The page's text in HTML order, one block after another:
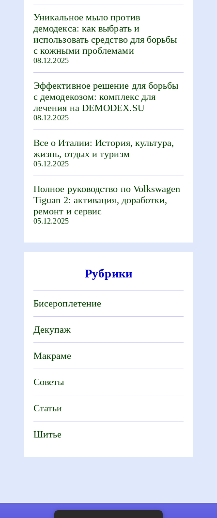
Уникальное мыло против
демодекса: как выбрать и
использовать средство для борьбы
с кожными проблемами
08.12.2025
Эффективное решение для борьбы
с демодекозом: комплекс для
лечения на DEMODEX.SU
08.12.2025
Все о Италии: История, культура,
жизнь, отдых и туризм
05.12.2025
Полное руководство по Volkswagen
Tiguan 2: активация, доработки,
ремонт и сервис
05.12.2025
Рубрики
Бисероплетение
Декупаж
Макраме
Советы
Статьи
Шитье